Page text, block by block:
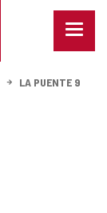
Menu
LA PUENTE 9